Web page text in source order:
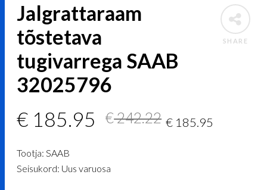
SHARE
Jalgrattaraam
tõstetava
tugivarrega SAAB
32025796
€242.22 Algne
€ 185.95
Current
€ 185.95
Tootja: SAAB
Seisukord: Uus varuosa